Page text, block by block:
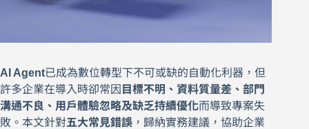
AI Agent已成為數位轉型下不可或缺的自動化利器，但
許多企業在導入時卻常因 目標不明、資料質量差、部門
溝通不良、用戶體驗忽略及缺乏持續優化而導致專案失
敗。本文針對五大常見錯誤 ，歸納實務建議，協助企業